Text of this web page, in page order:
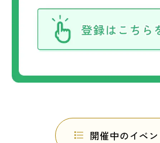
開催中のイベ